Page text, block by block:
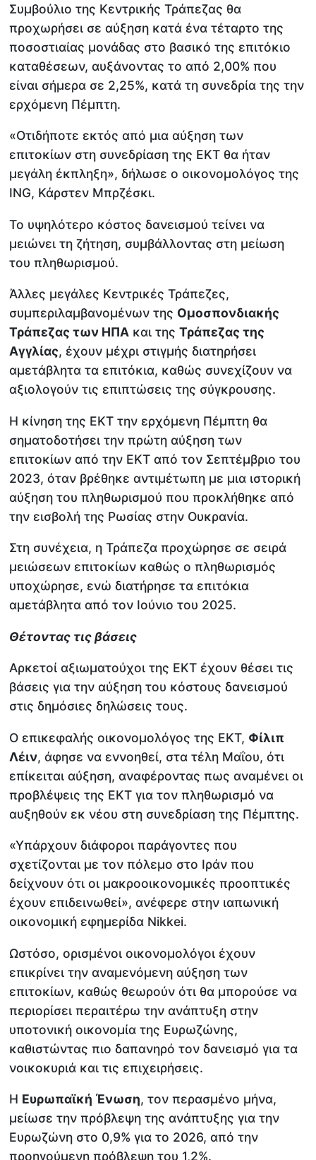
Συμβούλιο της Κεντρικής Τράπεζας θα
προχωρήσει σε αύξηση κατά ένα τέταρτο της
ποσοστιαίας μονάδας στο βασικό της επιτόκιο
καταθέσεων, αυξάνοντας το από 2,00% που
είναι σήμερα σε 2,25%, κατά τη συνεδρία της την
ερχόμενη Πέμπτη.
«Οτιδήποτε εκτός από μια αύξηση των
επιτοκίων στη συνεδρίαση της ΕΚΤ θα ήταν
μεγάλη έκπληξη», δήλωσε ο οικονομολόγος της
ING, Κάρστεν Μπρζέσκι.
Το υψηλότερο κόστος δανεισμού τείνει να
μειώνει τη ζήτηση, συμβάλλοντας στη μείωση
του πληθωρισμού.
Άλλες μεγάλες Κεντρικές Τράπεζες,
συμπεριλαμβανομένων της Ομοσπονδιακής
Τράπεζας των ΗΠΑ και τηςΤράπεζας της
Αγγλίας, έχουν μέχρι στιγμής διατηρήσει
αμετάβλητα τα επιτόκια, καθώς συνεχίζουν να
αξιολογούν τις επιπτώσεις της σύγκρουσης.
Η κίνηση της ΕΚΤ την ερχόμενη Πέμπτη θα
σηματοδοτήσει την πρώτη αύξηση των
επιτοκίων από την ΕΚΤ από τον Σεπτέμβριο του
2023, όταν βρέθηκε αντιμέτωπη με μια ιστορική
αύξηση του πληθωρισμού που προκλήθηκε από
την εισβολή της Ρωσίας στην Ουκρανία.
Στη συνέχεια, η Τράπεζα προχώρησε σε σειρά
μειώσεων επιτοκίων καθώς ο πληθωρισμός
υποχώρησε, ενώ διατήρησε τα επιτόκια
αμετάβλητα από τον Ιούνιο του 2025.
Θέτοντας τις βάσεις
Αρκετοί αξιωματούχοι της ΕΚΤ έχουν θέσει τις
βάσεις για την αύξηση του κόστους δανεισμού
στις δημόσιες δηλώσεις τους.
Ο επικεφαλής οικονομολόγος της ΕΚΤ, Φίλιπ
Λέιν, άφησε να εννοηθεί, στα τέλη Μαΐου, ότι
επίκειται αύξηση, αναφέροντας πως αναμένει οι
προβλέψεις της ΕΚΤ για τον πληθωρισμό να
αυξηθούν εκ νέου στη συνεδρίαση της Πέμπτης.
«Υπάρχουν διάφοροι παράγοντες που
σχετίζονται με τον πόλεμο στο Ιράν που
δείχνουν ότι οι μακροοικονομικές προοπτικές
έχουν επιδεινωθεί», ανέφερε στην ιαπωνική
οικονομική εφημερίδα Nikkei.
Ωστόσο, ορισμένοι οικονομολόγοι έχουν
επικρίνει την αναμενόμενη αύξηση των
επιτοκίων, καθώς θεωρούν ότι θα μπορούσε να
περιορίσει περαιτέρω την ανάπτυξη στην
υποτονική οικονομία της Ευρωζώνης,
καθιστώντας πιο δαπανηρό τον δανεισμό για τα
νοικοκυριά και τις επιχειρήσεις.
Η Ευρωπαϊκή Ένωση, τον περασμένο μήνα,
μείωσε την πρόβλεψη της ανάπτυξης για την
Ευρωζώνη στο 0,9% για το 2026, από την
προηγούμενη πρόβλεψη του 1,2%.